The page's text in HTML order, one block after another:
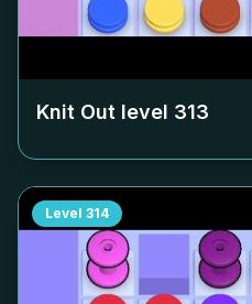
Knit Out level 313
Level 314